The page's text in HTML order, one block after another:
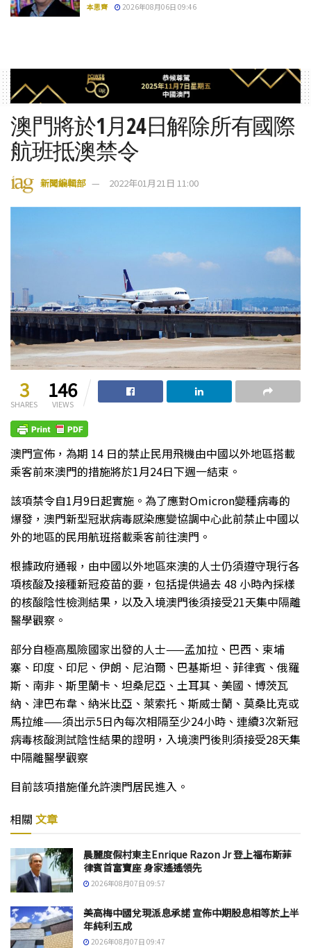
本思齊 2026年08月06日 09:46
澳門將於1月24日解除所有國際
航班抵澳禁令
新聞編輯部 2022年01月21日 11:00
3
SHARES
146
VIEWS
澳門宣佈，為期 14 日的禁止民用飛機由中國以外地區搭載
乘客前來澳門的措施將於1月24日下週一結束。
該項禁令自1月9日起實施。為了應對Omicron變種病毒的
爆發，澳門新型冠狀病毒感染應變協調中心此前禁止中國以
外的地區的民用航班搭載乘客前往澳門。
根據政府通報，由中國以外地區來澳的人士仍須遵守現行各
項核酸及接種新冠疫苗的要，包括提供過去 48 小時內採樣
的核酸陰性檢測結果，以及入境澳門後須接受21天集中隔離
醫學觀察。
部分自極高風險國家出發的人士——孟加拉、巴西、柬埔
寨、印度、印尼、伊朗、尼泊爾、巴基斯坦、菲律賓、俄羅
斯、南非、斯里蘭卡、坦桑尼亞、土耳其、美國、博茨瓦
納、津巴布韋、納米比亞、萊索托、斯威士蘭、莫桑比克或
馬拉維——須出示5日內每次相隔至少24小時、連續3次新冠
病毒核酸測試陰性結果的證明，入境澳門後則須接受28天集
中隔離醫學觀察
目前該項措施僅允許澳門居民進入。
相關 文章
晨麗度假村東主Enrique Razon Jr 登上福布斯菲
律賓首富寶座 身家遙遙領先
2026年08月07日 09:57
美高梅中國兌現派息承諾 宣佈中期股息相等於上半
年純利五成
2026年08月07日 09:47